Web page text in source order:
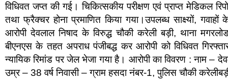
विधिवत जप्त की गई। चिकित्सकीय परीक्षण एवं प्राप्त मेडिकल
तथा फ्रैक्चर होना प्रमाणित किया गया।उपलब्ध साक्ष्यों,
आरोपी देवलाल निषाद के विरुद्ध चौकी करेली बड़ी, थाना
बीएनएस के तहत अपराध पंजीबद्ध कर आरोपी को विधिवत
न्यायिक रिमांड पर जेल भेजा गया है। आरोपी का विवरण : नाम –
उम्र – 38 वर्ष निवासी – ग्राम हसदा नंबर-1, पुलिस चौकी